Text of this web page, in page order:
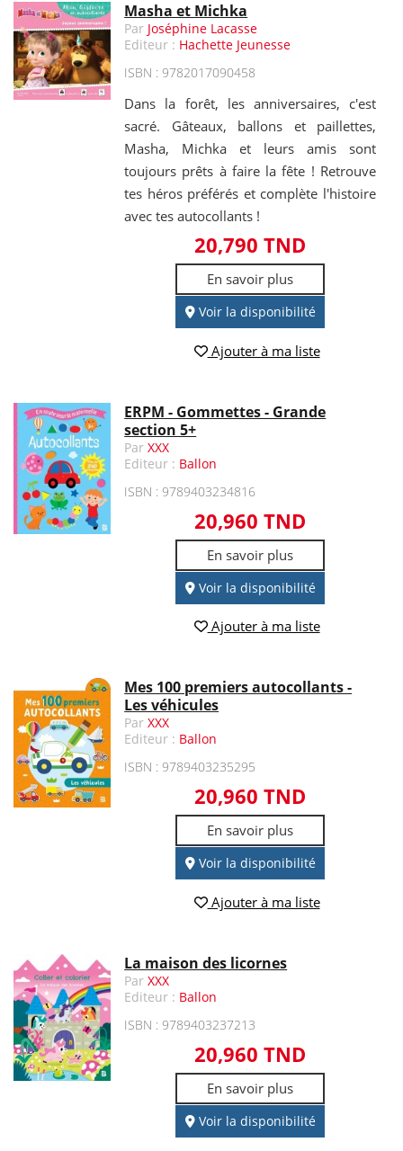
Masha et Michka
Par Joséphine Lacasse
Editeur : Hachette Jeunesse
ISBN : 9782017090458
Dans la forêt, les anniversaires, c'est
sacré. Gâteaux, ballons et paillettes,
Masha, Michka et leurs amis sont
toujours prêts à faire la fête ! Retrouve
tes héros préférés et complète l'histoire
avec tes autocollants !
20,790 TND
En savoir plus
Voir la disponibilité
Ajouter à ma liste
ERPM - Gommettes - Grande
section 5+
ParXXX
Editeur : Ballon
ISBN : 9789403234816
20,960 TND
En savoir plus
Voir la disponibilité
Ajouter à ma liste
Mes 100 premiers autocollants -
Les véhicules
ParXXX
Editeur : Ballon
ISBN : 9789403235295
20,960 TND
En savoir plus
Voir la disponibilité
Ajouter à ma liste
La maison des licornes
ParXXX
Editeur : Ballon
ISBN : 9789403237213
20,960 TND
En savoir plus
Voir la disponibilité